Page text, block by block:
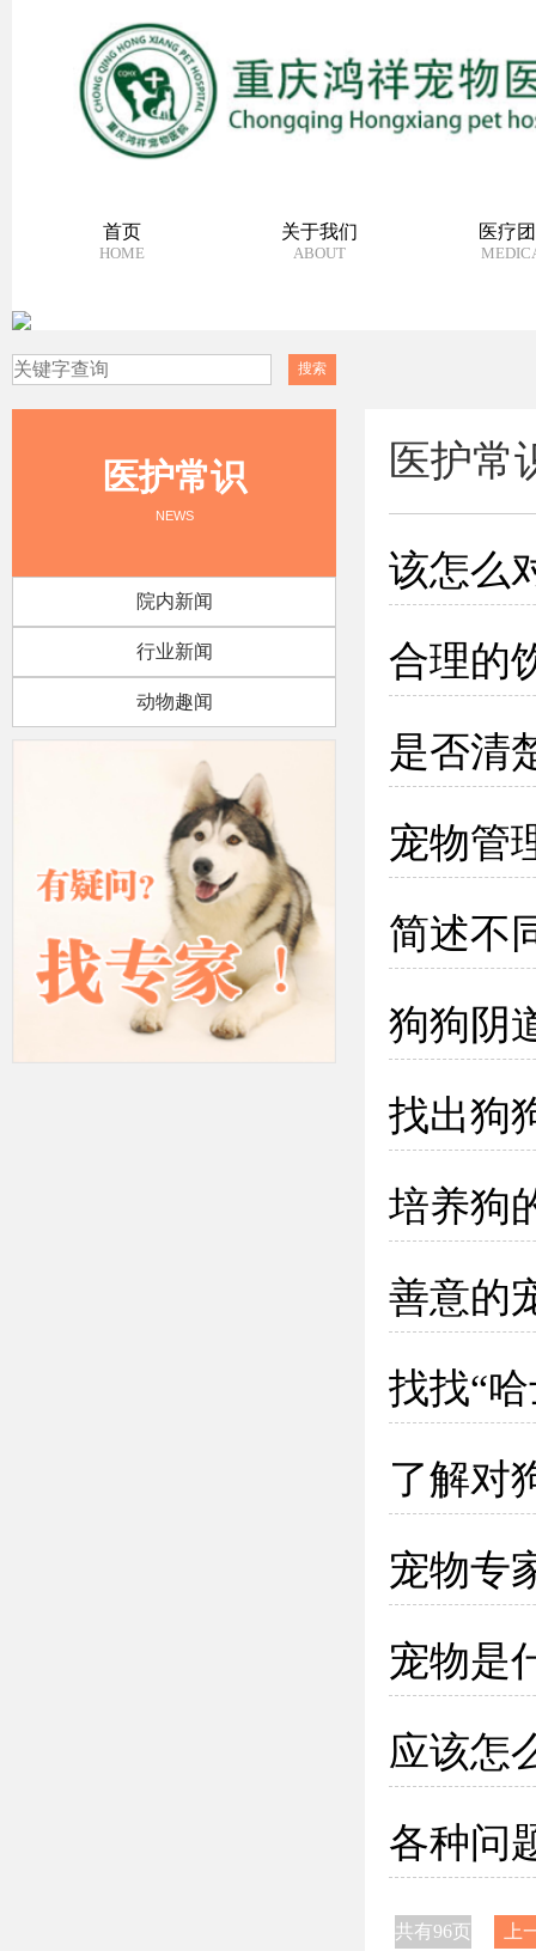
首页
HOME
关于我们
ABOUT
医疗
医护常识
NEWS
院内新闻
行业新闻
动物趣闻
医护常
该怎么
合理的
是否清
宠物管
简述不
狗狗阴
找出狗
培养狗
善意的
找找“
了解对
宠物专
宠物是
应该怎
各种问
共有96页 上